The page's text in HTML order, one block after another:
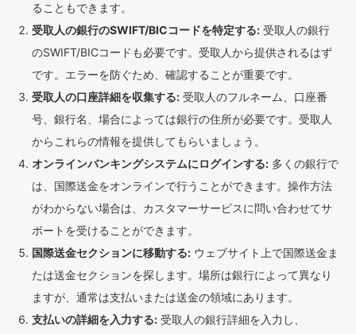
ることもできます。
受取人の銀行のSWIFT/BICコードを特定する: 受取人の銀行
のSWIFT/BICコードも必要です。受取人から提供されるはず
です。エラーを防ぐため、確認することが重要です。
受取人の口座詳細を収集する: 受取人のフルネーム、口座番
号、銀行名、場合によっては銀行の住所が必要です。受取人
からこれらの情報を提供してもらいましょう。
オンラインバンキングシステムにログインする: 多くの銀行で
は、国際送金をオンラインで行うことができます。操作方法
がわからない場合は、カスタマーサービスに問い合わせてサ
ポートを受けることができます。
国際送金セクションに移動する: ウェブサイト上で国際送金ま
たは送金セクションを探します。場所は銀行によって異なり
ますが、通常は支払いまたは送金の領域にあります。
支払いの詳細を入力する: 受取人の銀行詳細を入力し、